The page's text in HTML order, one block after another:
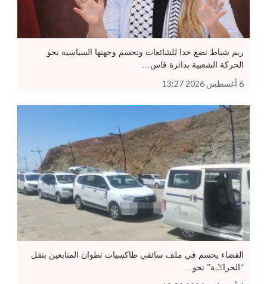
ريم شباط تضع حدا للشائعات وتحسم وجهتها السياسية نحو
الحركة الشعبية بدائرة فاس…
6 أغسطس 2026 13:27
القضاء يحسم في ملف سائقي طاكسيات تطوان المتابعين بنقل
“الحراݣة” نحو…